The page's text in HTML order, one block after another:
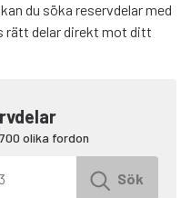
du söka reservdelar med
rätt delar direkt mot ditt
olika fordon
Sök